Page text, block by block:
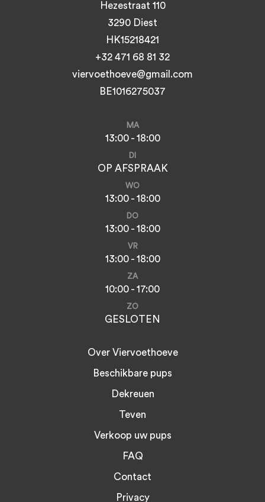
Hezestraat 110
3290 Diest
HK15218421
+32 471 68 81 32
viervoethoeve@gmail.com
BE1016275037
MA
13:00 - 18:00
DI
OP AFSPRAAK
WO
13:00 - 18:00
DO
13:00 - 18:00
VR
13:00 - 18:00
ZA
10:00 - 17:00
ZO
GESLOTEN
Over Viervoethoeve
Beschikbare pups
Dekreuen
Teven
Verkoop uw pups
FAQ
Contact
Privacy